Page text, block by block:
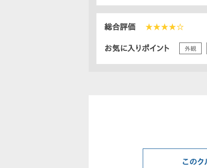
総合評価 ★★★★☆
お気に入りポイント 外観
このク